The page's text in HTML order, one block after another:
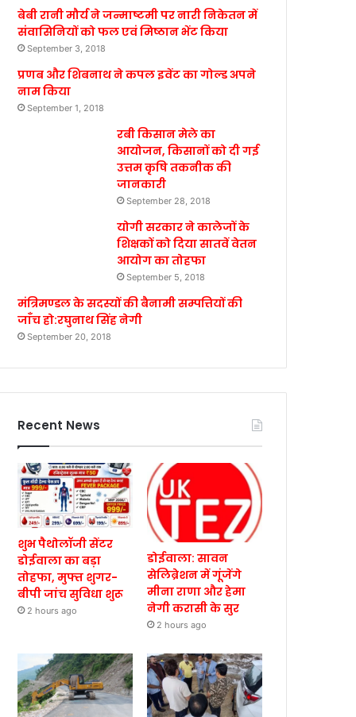
बेबी रानी मौर्य ने जन्माष्टमी पर नारी निकेतन में
संवासिनियों को फल एवं मिष्ठान भेंट किया
September 3, 2018
प्रणब और शिबनाथ ने कपल इवेंट का गोल्ड अपने
नाम किया
September 1, 2018
रबी किसान मेले का
आयोजन, किसानों को दी गई
उत्तम कृषि तकनीक की
जानकारी
September 28, 2018
योगी सरकार ने कालेजों के
शिक्षकों को दिया सातवें वेतन
आयोग का तोहफा
September 5, 2018
मंत्रिमण्डल के सदस्यों की बैनामी सम्पत्तियों की
जाँच हो:रघुनाथ सिंह नेगी
September 20, 2018
Recent News
शुभ पैथोलॉजी सेंटर
डोईवाला का बड़ा
तोहफा, मुफ्त शुगर-
बीपी जांच सुविधा शुरू
2 hours ago
डोईवाला: सावन
सेलिब्रेशन में गूंजेंगे
मीना राणा और हेमा
नेगी करासी के सुर
2 hours ago